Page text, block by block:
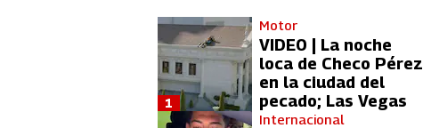
Motor
VIDEO | La noche
loca de Checo Pérez
en la ciudad del
pecado; Las Vegas
1
Internacional